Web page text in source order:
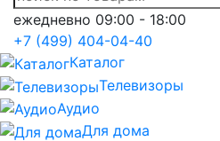
ежедневно 09:00 - 18:00
+7 (499) 404-04-40
Каталог
Телевизоры
Аудио
Для дома